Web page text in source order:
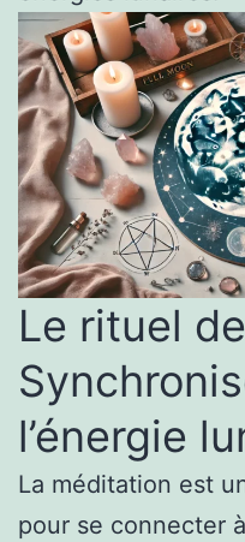
Le rituel
l’énergie
La méditation est
pour se connecter